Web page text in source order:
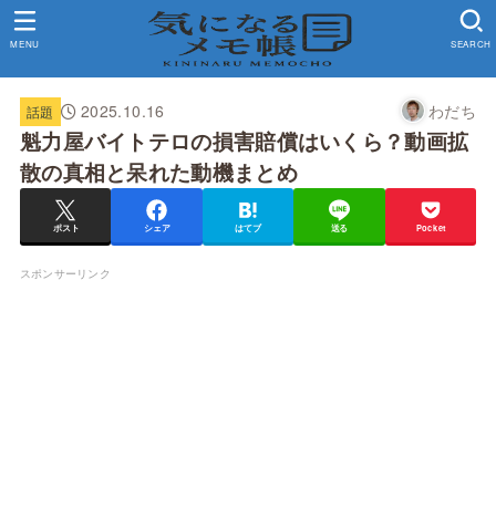
SEARCH
MENU
話題 2025.10.16 わだち
魁力屋バイトテロの損害賠償はいくら？動画拡
散の真相と呆れた動機まとめ
ポスト シェア はてブ 送る Pocket
スポンサーリンク